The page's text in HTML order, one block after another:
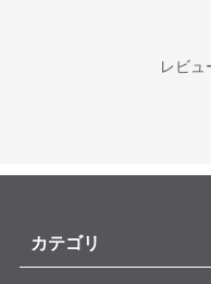
レビュ
カテゴリ